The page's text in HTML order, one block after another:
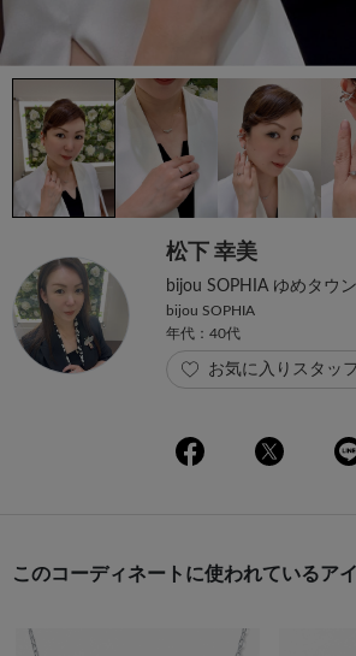
松下 幸美
bijou SOPHIA ゆめタウ
bijou SOPHIA
年代：40代
お気に入りスタッ
このコーディネートに使われているア